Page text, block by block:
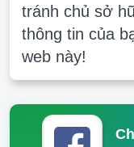
tránh chủ sở
thông tin của
web này!